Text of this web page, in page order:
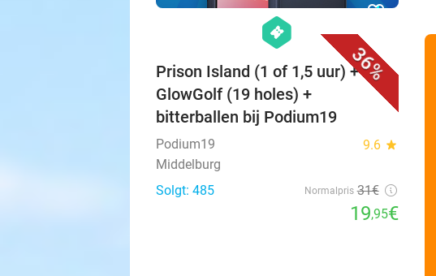
36%
favorite_border
hexagon
events
Prison Island (1 of 1,5 uur) + evt.
GlowGolf (19 holes) +
bitterballen bij Podium19
Podium19 9.6 star
Middelburg
Solgt: 485
Normalpris 31€
19,95€